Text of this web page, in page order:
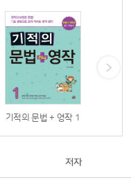
기적의 문법 + 영작 1
저자